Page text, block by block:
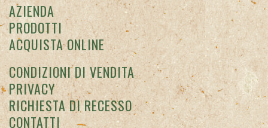
AZIENDA
PRODOTTI
ACQUISTA ONLINE
CONDIZIONI DI VENDITA
PRIVACY
RICHIESTA DI RECESSO
CONTATTI